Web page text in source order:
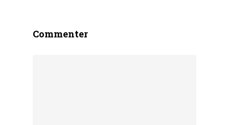
Commenter